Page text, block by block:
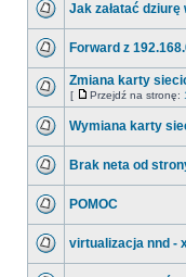
Jak załatać dziurę
Forward z
Zmiana karty
[ Przejdź na stronę:
Wymiana karty
Brak neta od
POMOC
virtualizacja nnd -